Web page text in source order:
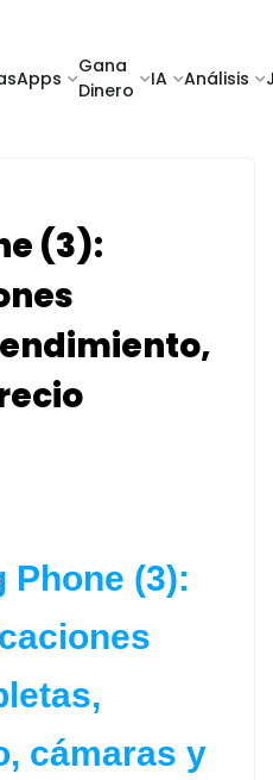
Apps
Gana
Dinero
IA Análisis
(3):
Phone (3):
cámaras y